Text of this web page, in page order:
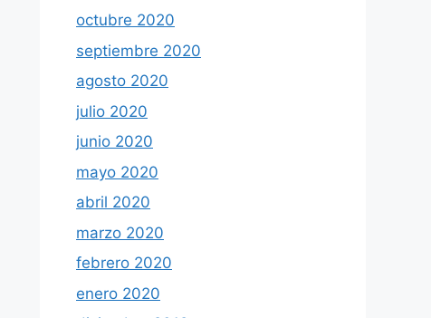
octubre 2020
septiembre 2020
agosto 2020
julio 2020
junio 2020
mayo 2020
abril 2020
marzo 2020
febrero 2020
enero 2020